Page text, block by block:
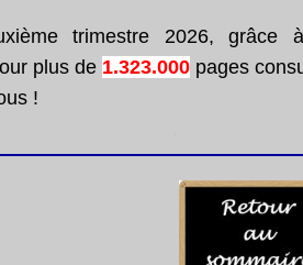
trimestre 2026,
plus de 1.323.000 pages
!